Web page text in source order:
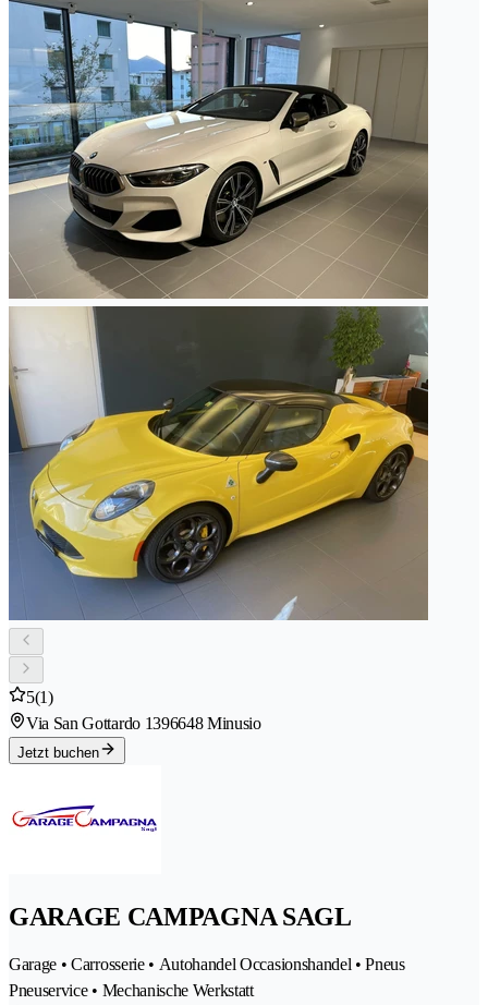
5(1)
Via San Gottardo 1396648 Minusio
Jetzt buchen
GARAGE CAMPAGNA SAGL
Garage • Carrosserie • Autohandel Occasionshandel • Pneus
Pneuservice • Mechanische Werkstatt